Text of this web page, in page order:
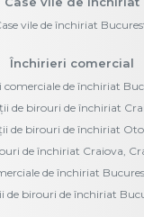
vile de închiriat
Închirieri comercial
comerciale de închiriat
de birouri de închiriat
de birouri de închiriat
de închiriat Craiova,
de închiriat
de birouri de închiriat